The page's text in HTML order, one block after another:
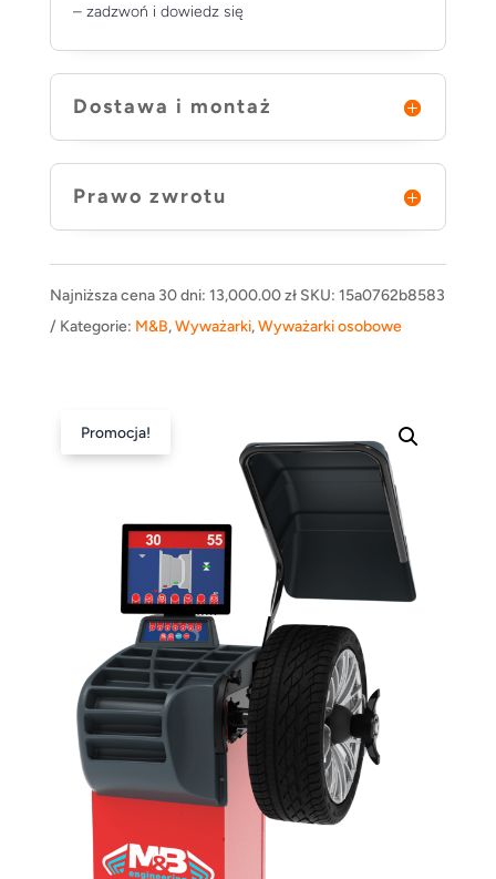
– zadzwoń i dowiedz się
Dostawa i montaż
Prawo zwrotu
Najniższa cena 30 dni: 13,000.00zł SKU: 15a0762b8583
Kategorie: M&B,Wyważarki,Wyważarki osobowe
Promocja!